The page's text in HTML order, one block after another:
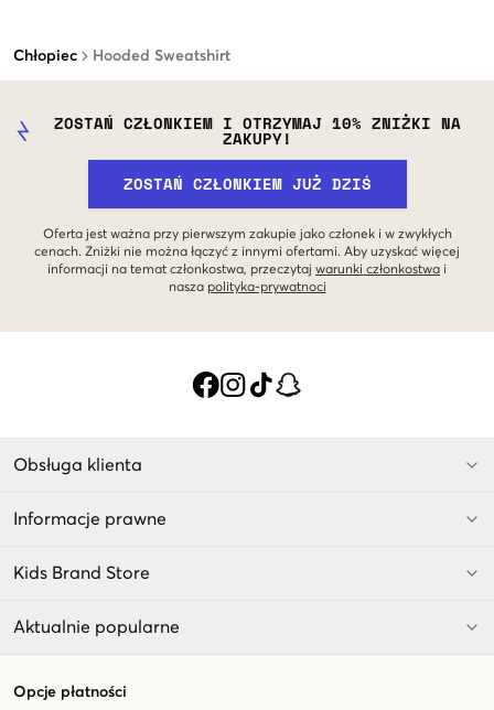
Chłopiec Hooded Sweatshirt
ZOSTAŃ CZŁONKIEM I OTRZYMAJ 10% ZNIŻKI NA
ZAKUPY!
ZOSTAŃ CZŁONKIEM JUŻ DZIŚ
Oferta jest ważna przy pierwszym zakupie jako członek i w zwykłych
cenach. Zniżki nie można łączyć z innymi ofertami. Aby uzyskać więcej
informacji na temat członkostwa, przeczytaj warunki członkostwa i
nasza polityka-prywatnoci
Obsługa klienta
Informacje prawne
Kids Brand Store
Aktualnie popularne
Opcje płatności